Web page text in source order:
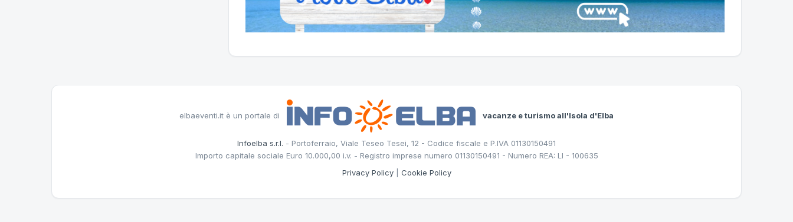
elbaeventi.it è un portale di vacanze e turismo all'Isola d'Elba
Infoelba s.r.l. - Portoferraio, Viale Teseo Tesei, 12 - Codice fiscale e P.IVA 01130150491
Importo capitale sociale Euro 10.000,00 i.v. - Registro imprese numero 01130150491 - Numero REA: LI - 100635
Privacy Policy| Cookie Policy